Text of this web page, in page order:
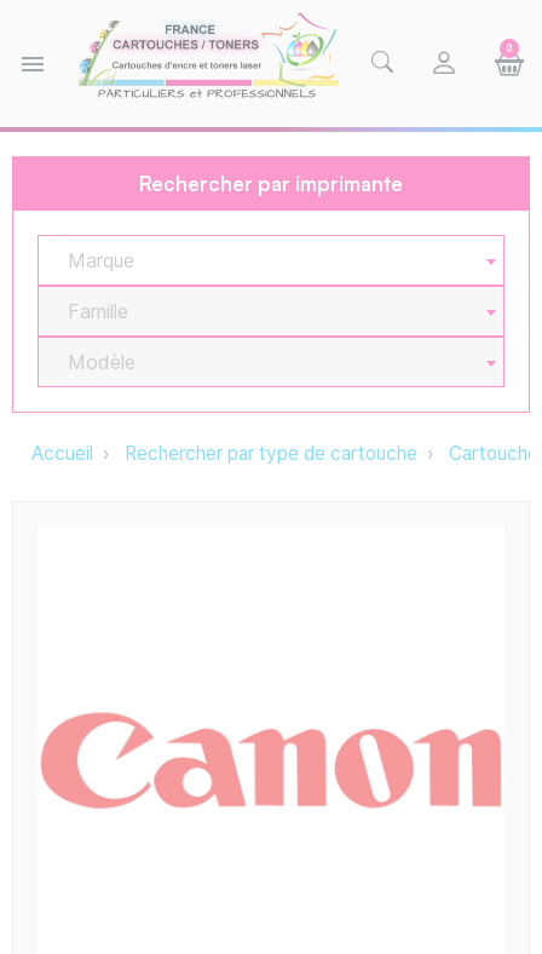
menu
0
Rechercher par imprimante
Marque
Famille
Modèle
Accueil Rechercher par type de cartouche